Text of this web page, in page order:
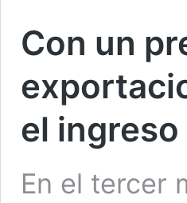
Con un
el
En el tercer